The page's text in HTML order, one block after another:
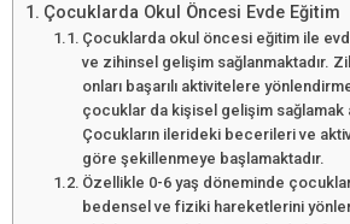
Çocuklarda Okul Öncesi Evde Eğitim
Çocuklarda okul öncesi eğitim ile
ve zihinsel gelişim sağlanmaktadır.
onları başarılı aktivitelere
çocuklar da kişisel gelişim sağlamak
Çocukların ilerideki becerileri ve
göre şekillenmeye başlamaktadır.
Özellikle 0-6 yaş döneminde
bedensel ve fiziki hareketlerini